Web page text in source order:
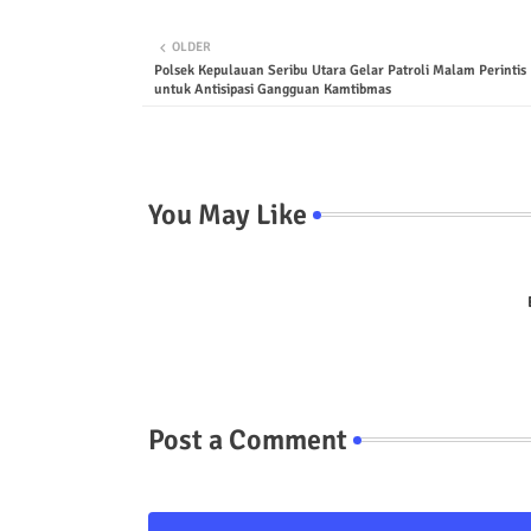
OLDER
Polsek Kepulauan Seribu Utara Gelar Patroli Malam Perintis
untuk Antisipasi Gangguan Kamtibmas
You May Like
Post a Comment